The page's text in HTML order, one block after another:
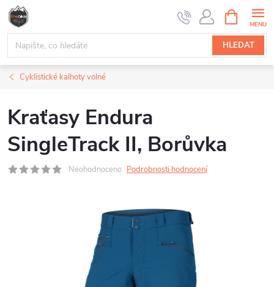
Přejít
obsah
HLEDAT
NÁKUPNÍ
KOŠÍK
Cyklistické kalhoty volné
Kraťasy Endura
SingleTrack II, Borůvka
Neohodnoceno Podrobnosti hodnocení